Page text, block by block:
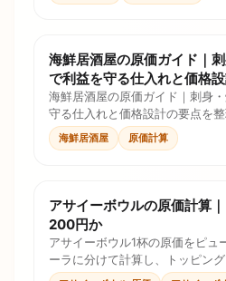
海鮮居酒屋の原価ガイド｜
で利益を守る仕入れと価格
海鮮居酒屋の原価ガイド｜刺身
守る仕入れと価格設計の要点を
費・手数料を計算式とチェック
に使えます。
海鮮居酒屋 原価計算
アサイーボウルの原価計算
200円か
アサイーボウル1杯の原価をピュ
ーラに分けて計算し、トッピン
料オプションにした場合の原価